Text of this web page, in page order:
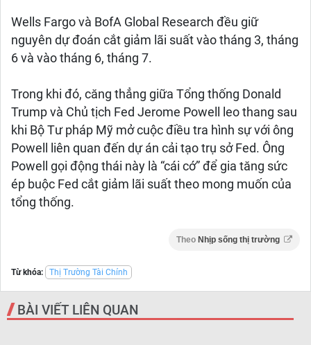
Wells Fargo và BofA Global Research đều giữ
nguyên dự đoán cắt giảm lãi suất vào ​​tháng 3, tháng
6 và vào tháng 6, tháng 7.
Trong khi đó, căng thẳng giữa Tổng thống Donald
Trump và Chủ tịch Fed Jerome Powell leo thang sau
khi Bộ Tư pháp Mỹ mở cuộc điều tra hình sự với ông
Powell liên quan đến dự án cải tạo trụ sở Fed. Ông
Powell gọi động thái này là “cái cớ” để gia tăng sức
ép buộc Fed cắt giảm lãi suất theo mong muốn của
tổng thống.
Theo Nhịp sống thị trường
Từ khóa: Thị Trường Tài Chính
BÀI VIẾT LIÊN QUAN